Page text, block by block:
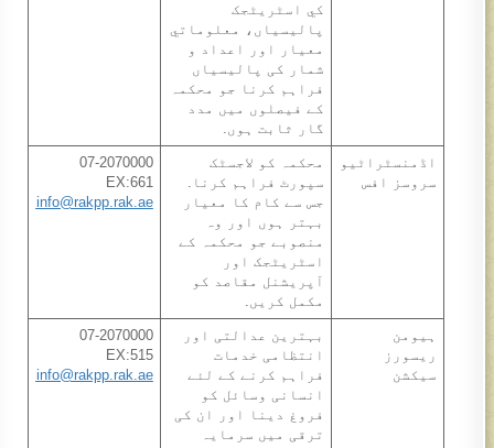
کي اسٹریٹجک
پالیسیاں، معلوماتي
معیار اور اعداد و
شمار کی پالیسیاں
فراہم کرنا جو محکمہ
کے فيصلوں ميں مدد
گار ثابت ہوں.
اڈمنسٹراٹيو
سروسز افس
محکمہ کو لاجسٹک
سپورٹ فراہم کرنا.​
جس سے کام کا معیار
بہتر ہوں اور وہ
منصوبے جو محکمہ کے
اسٹریٹجک اور
آپریشنل مقاصد کو
مکمل کريں.
07-2070000
EX:661
info@rakpp.rak.ae
ہيومن
ريسورز
سيکشن
بہترين عدالتی اور
انتظامی خدمات
فراہم کرنے کے لئے
انسانی وسائل کو
فروغ دینا اور ان کی
ترقی میں سرمایہ
07-2070000
EX:515
info@rakpp.rak.ae